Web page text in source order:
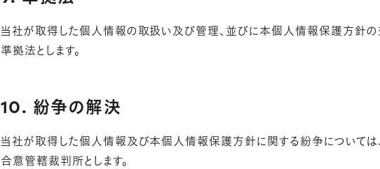
当社が取得した個人情報の取扱い及び管理、並びに本個人情報保護方針の
準拠法とします。
10. 紛争の解決
当社が取得した個人情報及び本個人情報保護方針に関する紛争について
合意管轄裁判所とします。